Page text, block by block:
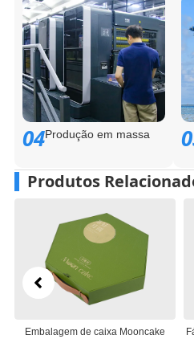
04Produção em massa
Produtos
Mooncake
Fábrica de embalagens